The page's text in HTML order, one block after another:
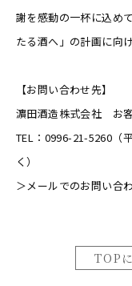
謝を感動の一杯に込め
たる酒へ」の計画に向
【お問い合わせ先】
濵田酒造株式会社 お
TEL：0996-21-5260（
く）
＞メールでのお問い合
TOP